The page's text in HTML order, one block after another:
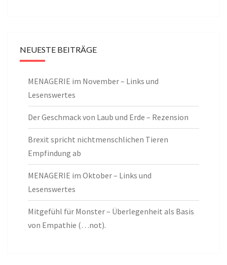
NEUESTE BEITRÄGE
MENAGERIE im November – Links und
Lesenswertes
Der Geschmack von Laub und Erde – Rezension
Brexit spricht nichtmenschlichen Tieren
Empfindung ab
MENAGERIE im Oktober – Links und
Lesenswertes
Mitgefühl für Monster – Überlegenheit als Basis
von Empathie (…not).